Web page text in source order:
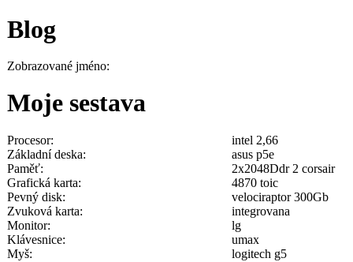
Blog
Zobrazované jméno:
Moje sestava
Procesor:
intel 2,66
Základní deska:
asus p5e
Paměť:
2x2048Ddr 2 corsair
Grafická karta:
4870 toic
Pevný disk:
velociraptor 300Gb
Zvuková karta:
integrovana
Monitor:
lg
Klávesnice:
umax
Myš:
logitech g5